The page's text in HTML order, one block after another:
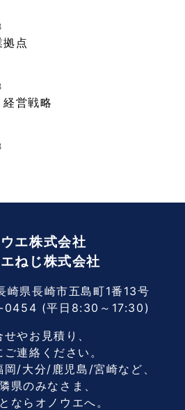
点
営戦略
エ株式会社
ねじ株式会社
県長崎市五島町1番13号
0454 (平日8:30～17:30)
せやお見積り、
連絡ください。
/大分/鹿児島/宮崎など、
県のみなさま、
ならオノウエへ。